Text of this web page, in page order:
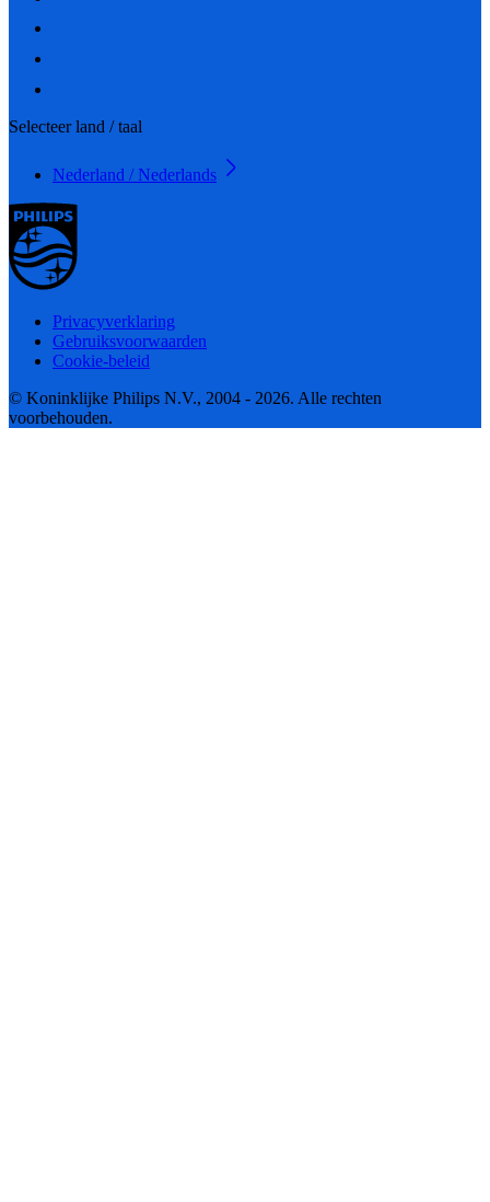
Selecteer land / taal
Nederland / Nederlands
Privacyverklaring
Gebruiksvoorwaarden
Cookie-beleid
© Koninklijke Philips N.V., 2004 - 2026. Alle rechten
voorbehouden.